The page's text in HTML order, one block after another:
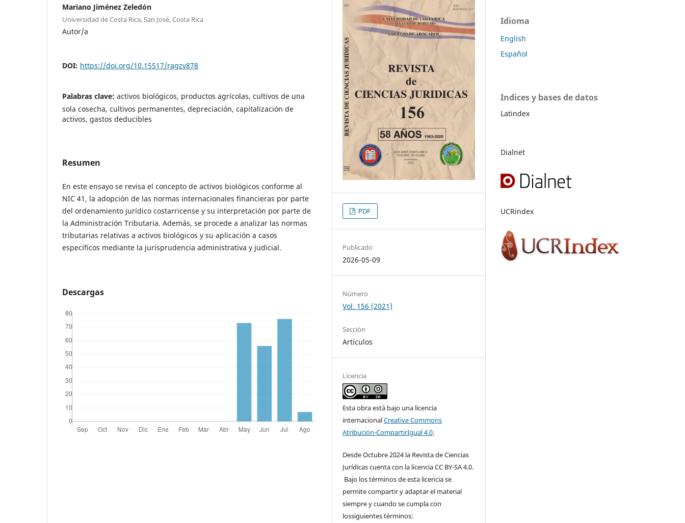
Mariano Jiménez Zeledón
Universidad de Costa Rica, San José, Costa Rica
Autor/a
DOI: https://doi.org/10.15517/ragzv878
Palabras clave: activos biológicos, productos agrícolas, cultivos de una
sola cosecha, cultivos permanentes, depreciación, capitalización de
activos, gastos deducibles
Resumen
En este ensayo se revisa el concepto de activos biológicos conforme al
NIC 41, la adopción de las normas internacionales financieras por parte
del ordenamiento jurídico costarricense y su interpretación por parte de
la Administración Tributaria. Además, se procede a analizar las normas
tributarias relativas a activos biológicos y su aplicación a casos
específicos mediante la jurisprudencia administrativa y judicial.
Descargas
PDF
Publicado
2026-05-09
Número
Vol. 156 (2021)
Sección
Artículos
Licencia
Esta obra está bajo una licencia
internacionalCreative Commons
Atribución-CompartirIgual 4.0.
Desde Octubre 2024 la Revista de Ciencias
Jurídicas cuenta con la licencia CC BY-SA 4.0.
Bajo los términos de esta licencia se
permite compartir y adaptar el material
siempre y cuando se cumpla con
lossiguientes términos:
Idioma
English
Español
Indices y bases de datos
Latindex
Dialnet
UCRindex